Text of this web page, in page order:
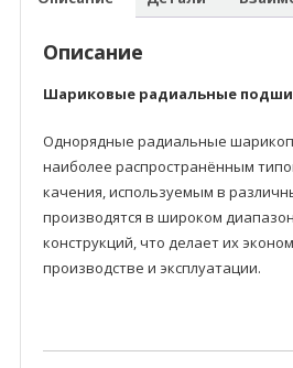
Описание
Шариковые радиальные
Однорядные радиальные
наиболее распространённым
качения, используемым в
производятся в широком
конструкций, что делает их
производстве и эксплуатации.